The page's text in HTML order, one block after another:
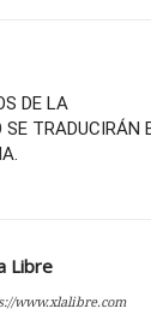
DE LA
TRADUCIRÁN
Libre
www.xlalibre.com